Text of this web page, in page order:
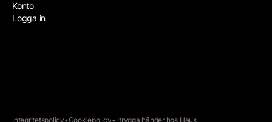
Konto
Logga in
Integritetspolicy•Cookiepolicy•I trygga händer hos Haus